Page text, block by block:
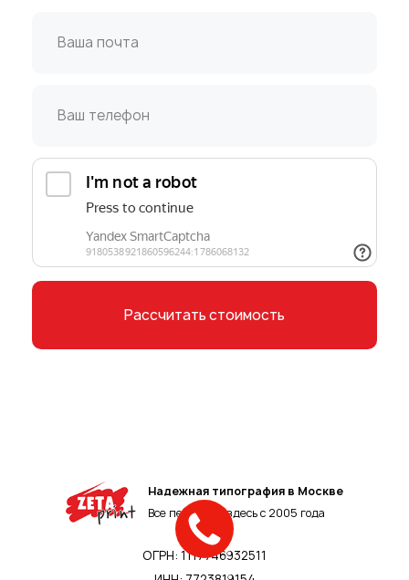
Рассчитать стоимость
Надежная типография в Москве
Все печатают здесь с 2005 года
ОГРН: 1117746932511